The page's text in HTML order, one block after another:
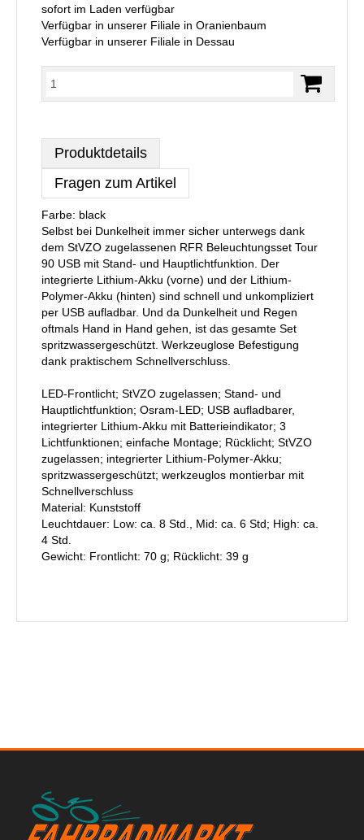
sofort im Laden verfügbar
Verfügbar in unserer Filiale in Oranienbaum
Verfügbar in unserer Filiale in Dessau
Produktdetails
Fragen zum Artikel
Farbe: black
Selbst bei Dunkelheit immer sicher unterwegs dank
dem StVZO zugelassenen RFR Beleuchtungsset Tour
90 USB mit Stand- und Hauptlichtfunktion. Der
integrierte Lithium-Akku (vorne) und der Lithium-
Polymer-Akku (hinten) sind schnell und unkompliziert
per USB aufladbar. Und da Dunkelheit und Regen
oftmals Hand in Hand gehen, ist das gesamte Set
spritzwassergeschützt. Werkzeuglose Befestigung
dank praktischem Schnellverschluss.
LED-Frontlicht; StVZO zugelassen; Stand- und
Hauptlichtfunktion; Osram-LED; USB aufladbarer,
integrierter Lithium-Akku mit Batterieindikator; 3
Lichtfunktionen; einfache Montage; Rücklicht; StVZO
zugelassen; integrierter Lithium-Polymer-Akku;
spritzwassergeschützt; werkzeuglos montierbar mit
Schnellverschluss
Material: Kunststoff
Leuchtdauer: Low: ca. 8 Std., Mid: ca. 6 Std; High: ca.
4 Std.
Gewicht: Frontlicht: 70 g; Rücklicht: 39 g